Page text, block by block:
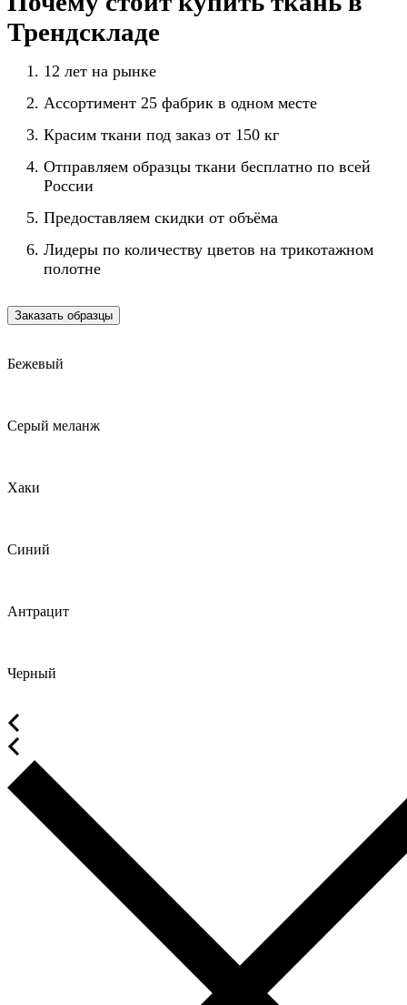
Трендскладе
12 лет на рынке
Ассортимент 25 фабрик в одном месте
Красим ткани под заказ от 150 кг
Отправляем образцы ткани бесплатно по всей
России
Предоставляем скидки от объёма
Лидеры по количеству цветов на трикотажном
полотне
Заказать образцы
Бежевый
Серый меланж
Хаки
Синий
Антрацит
Черный